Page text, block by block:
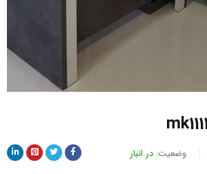
وضعیت: در انبار